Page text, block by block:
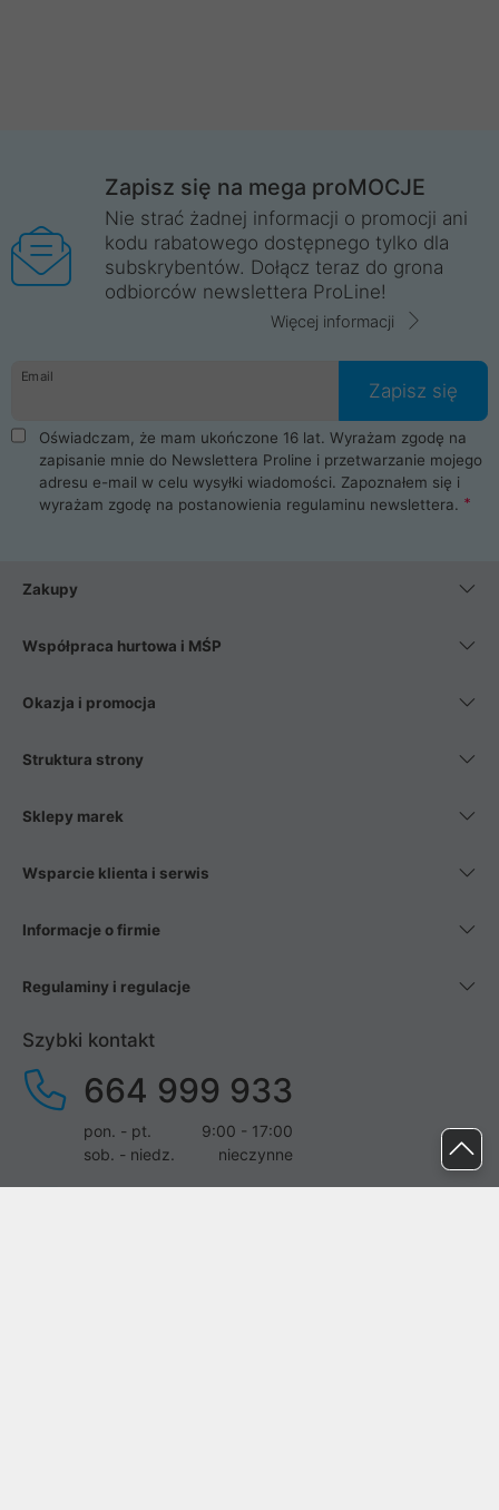
Zapisz się na mega proMOCJE
Nie strać żadnej informacji o promocji ani
kodu rabatowego dostępnego tylko dla
subskrybentów. Dołącz teraz do grona
odbiorców newslettera ProLine!
Więcej informacji
Email
Zapisz się
Oświadczam, że mam ukończone 16 lat. Wyrażam zgodę na
zapisanie mnie do Newslettera Proline i przetwarzanie mojego
adresu e-mail w celu wysyłki wiadomości. Zapoznałem się i
wyrażam zgodę na postanowienia regulaminu newslettera.
Zakupy
Współpraca hurtowa i MŚP
Okazja i promocja
Struktura strony
Sklepy marek
Wsparcie klienta i serwis
Informacje o firmie
Regulaminy i regulacje
Szybki kontakt
664 999 933
pon. - pt.
9:00 - 17:00
sob. - niedz.
nieczynne